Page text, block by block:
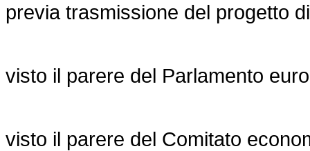
previa trasmissione del progetto
visto il parere del Parlamento
visto il parere del Comitato